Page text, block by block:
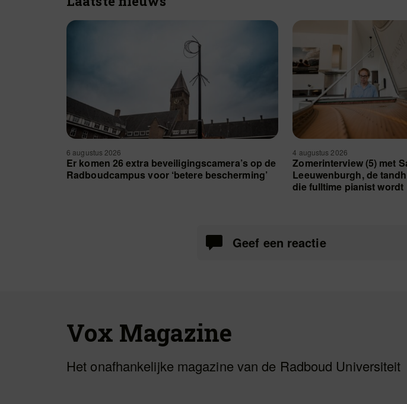
6 augustus 2026
Er komen 26 extra beveiligingscamera’s op de
Radboudcampus voor ‘betere bescherming’
4 augustus 2026
Zomerinterview (5) met
Leeuwenburgh, de
die fulltime pianist wordt
Geef een reactie
Vox Magazine
Het onafhankelijke magazine van de Radboud Universiteit